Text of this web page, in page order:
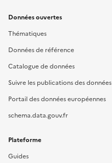
Données ouvertes
Thématiques
Données de référence
Catalogue de données
Suivre les publications des données
Portail des données européennes
schema.data.gouv.fr
Plateforme
Guides